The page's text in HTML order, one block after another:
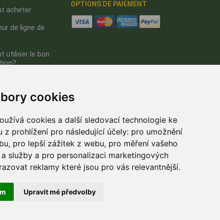
cookies
cookies a další sledovací technologie ke
z prohlížení pro následující účely: pro umožnění
, pro lepší zážitek z webu, pro měření vašeho
služby a pro personalizaci marketingových
reklamy které jsou pro vás relevantnější.
Upravit mé předvolby
acheter
de ligne de
utiliser le bon
OPTIONS DE PAIEMENT